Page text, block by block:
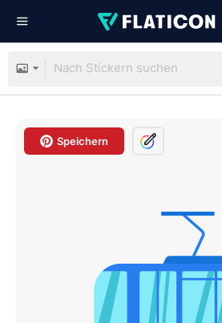
Speichern